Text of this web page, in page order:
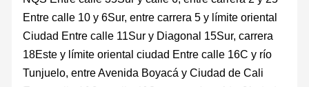
Entre calle 10 y 6Sur, entre carrera 5 y límite oriental
Ciudad Entre calle 11Sur y Diagonal 15Sur, carrera
18Este y límite oriental ciudad Entre calle 16C y río
Tunjuelo, entre Avenida Boyacá y Ciudad de Cali